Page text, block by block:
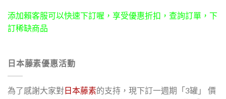
添加賴客服可以快速下訂喔，享受優惠折扣，查詢訂單，下
訂稀缺商品
日本藤素優惠活動
為了感謝大家對 日本藤素的支持，現下訂一週期「3罐」 價